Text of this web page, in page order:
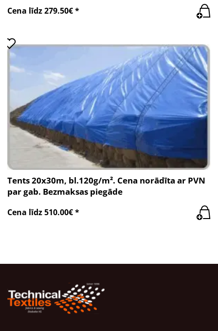
Cena līdz 279.50€ *
Tents 20x30m, bl.120g/m². Cena norādīta ar PVN
par gab. Bezmaksas piegāde
Cena līdz 510.00€ *